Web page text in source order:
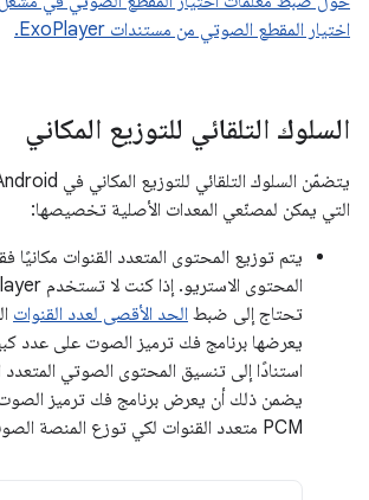
اختيار المقطع الصوتي من مستندات ExoPlayer.
السلوك التلقائي للتوزيع المكاني
التي يمكن لمصنّعي المعدات الأصلية تخصيصها:
يتم توزيع المحتوى المتعدد القنوات مكانيًا
تحتاج إلى ضبط الحد الأقصى لعدد القنوات
يعرضها برنامج فك ترميز الصوت على عدد
استنادًا إلى تنسيق المحتوى الصوتي المتعدد
يضمن ذلك أن يعرض برنامج فك ترميز
PCM متعدد القنوات لكي توزع المنصة الصوت مكانيًا.